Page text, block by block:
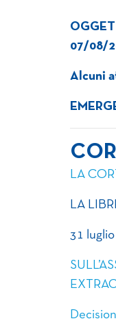
07/08/
Alcuni
LA
LA
31